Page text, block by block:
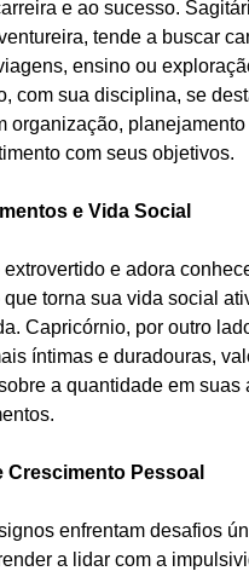
e ao sucesso.
tende a buscar
ensino ou
com sua disciplina, se
organização, planejamento
com seus objetivos.
e Vida Social
e adora
que torna sua vida social
Capricórnio, por outro
íntimas e duradouras,
a quantidade em suas
Crescimento Pessoal
enfrentam desafios
a lidar com a